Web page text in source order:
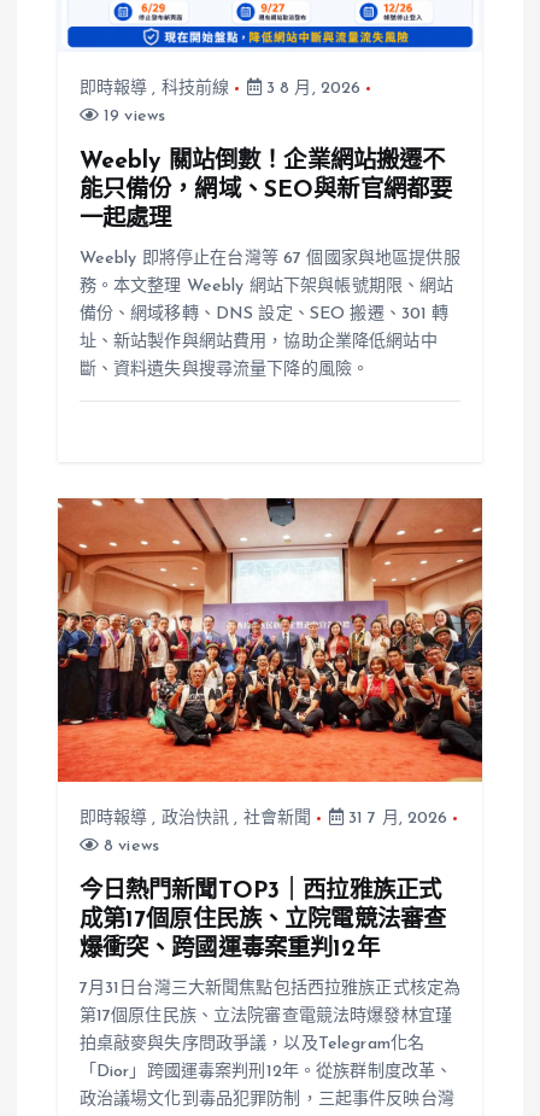
即時報導 , 科技前線
3 8 月, 2026
19 views
Weebly 關站倒數！企業網站搬遷不
能只備份，網域、SEO與新官網都要
一起處理
Weebly 即將停止在台灣等 67 個國家與地區提供服
務。本文整理 Weebly 網站下架與帳號期限、網站
備份、網域移轉、DNS 設定、SEO 搬遷、301 轉
址、新站製作與網站費用，協助企業降低網站中
斷、資料遺失與搜尋流量下降的風險。
即時報導 , 政治快訊 , 社會新聞
31 7 月, 2026
8 views
今日熱門新聞TOP3｜西拉雅族正式
成第17個原住民族、立院電競法審查
爆衝突、跨國運毒案重判12年
7月31日台灣三大新聞焦點包括西拉雅族正式核定為
第17個原住民族、立法院審查電競法時爆發林宜瑾
拍桌敲麥與失序問政爭議，以及Telegram化名
「Dior」跨國運毒案判刑12年。從族群制度改革、
政治議場文化到毒品犯罪防制，三起事件反映台灣